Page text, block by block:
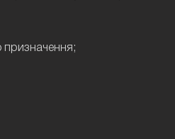
призначення;